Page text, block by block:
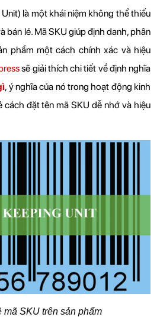
là một khái niệm không thể thiếu
bán lẻ. Mã SKU giúp định danh, phân
phẩm một cách chính xác và hiệu
sẽ giải thích chi tiết về định nghĩa
, ý nghĩa của nó trong hoạt động kinh
cách đặt tên mã SKU dễ nhớ và hiệu
mã SKU trên sản phẩm